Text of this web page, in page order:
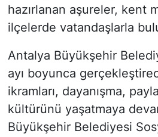
hazırlanan aşureler, kent
ilçelerde vatandaşlarla
Antalya Büyükşehir
ayı boyunca
ikramları, dayanışma,
kültürünü yaşatmaya
Büyükşehir Belediyesi